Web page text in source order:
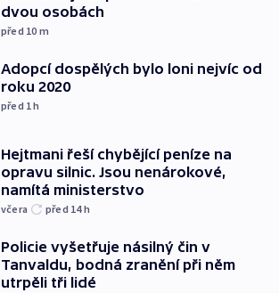
dvou osobách
před 10 m
Adopcí dospělých bylo loni nejvíc od
roku 2020
před 1h
Hejtmani řeší chybějící peníze na
opravu silnic. Jsou nenárokové,
namítá ministerstvo
včera před 14h
Policie vyšetřuje násilný čin v
Tanvaldu, bodná zranění při něm
utrpěli tři lidé